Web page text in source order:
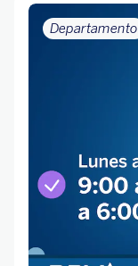
Departamento